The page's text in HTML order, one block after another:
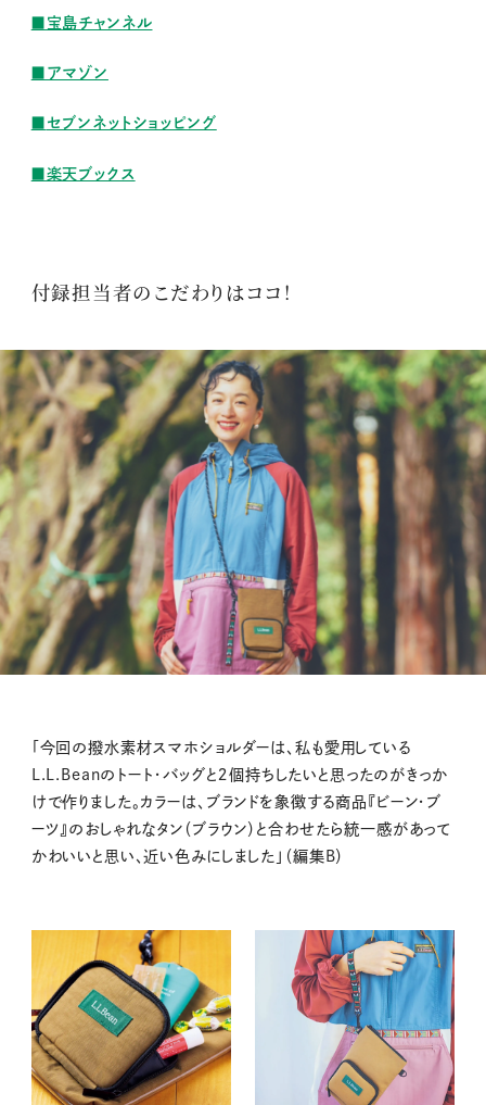
■宝島チャンネル
■アマゾン
セブンネットショッピング
■楽天ブックス
付録担当者のこだわりはココ！
「今回の撥水素材スマホショルダーは、私も愛用している
L.L.Beanのトート・バッグと２個持ちしたいと思ったのがきっか
けで作りました。カラーは、ブランドを象徴する商品『ビーン・ブ
ーツ』のおしゃれなタン（ブラウン）と合わせたら統一感があって
かわいいと思い、近い色みにしました」（編集B）